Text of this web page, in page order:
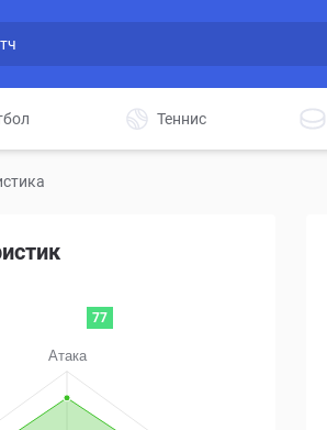
Теннис
77